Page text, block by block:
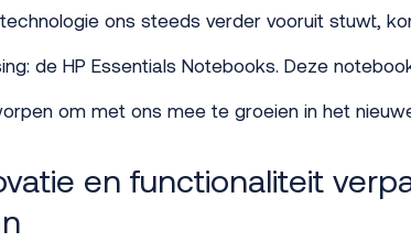
ons steeds verder vooruit stuwt,
de HP Essentials Notebooks. Deze
om met ons mee te groeien in het
en functionaliteit